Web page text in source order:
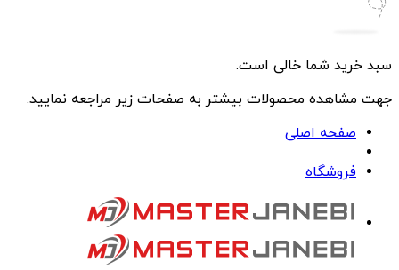
سبد خرید شما خالی است.
جهت مشاهده محصولات بیشتر به صفحات زیر مراجعه نمایید.
صفحه اصلی
فروشگاه